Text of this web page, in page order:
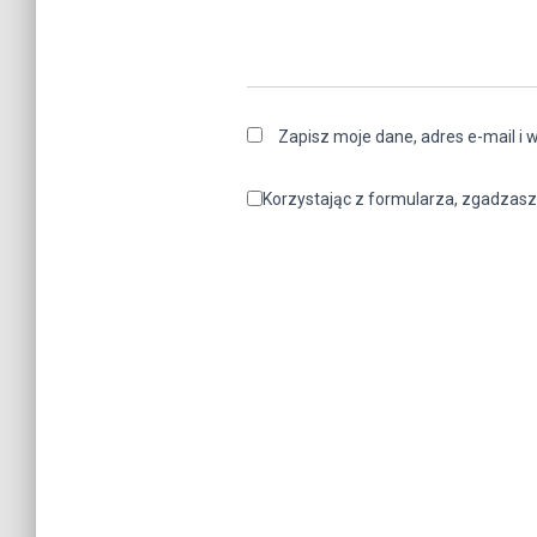
Zapisz moje dane, adres e-mail i
Korzystając z formularza,